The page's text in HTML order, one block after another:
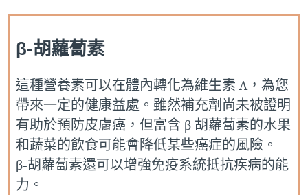
β-胡蘿蔔素
這種營養素可以在體內轉化為維生素 A，為您
帶來一定的健康益處。雖然補充劑尚未被證明
有助於預防皮膚癌，但富含 β 胡蘿蔔素的水果
和蔬菜的飲食可能會降低某些癌症的風險。
β-胡蘿蔔素還可以增強免疫系統抵抗疾病的能
力。